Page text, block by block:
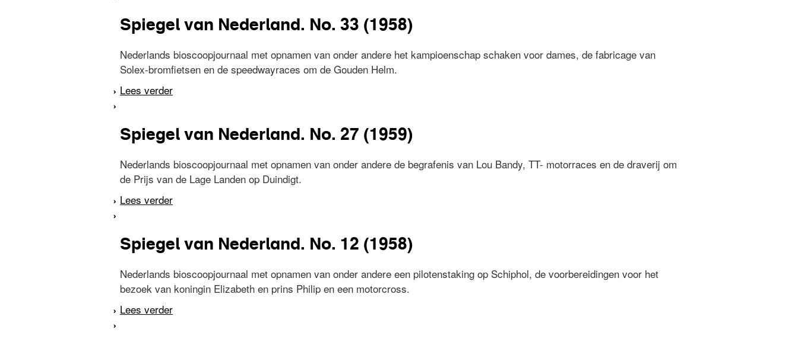
Spiegel van Nederland. No. 33 (1958)
Nederlands bioscoopjournaal met opnamen van onder andere het kampioenschap schaken voor dames, de fabricage van
Solex-bromfietsen en de speedwayraces om de Gouden Helm.
Lees verder
Spiegel van Nederland. No. 27 (1959)
Nederlands bioscoopjournaal met opnamen van onder andere de begrafenis van Lou Bandy, TT- motorraces en de draverij om
de Prijs van de Lage Landen op Duindigt.
Lees verder
Spiegel van Nederland. No. 12 (1958)
Nederlands bioscoopjournaal met opnamen van onder andere een pilotenstaking op Schiphol, de voorbereidingen voor het
bezoek van koningin Elizabeth en prins Philip en een motorcross.
Lees verder